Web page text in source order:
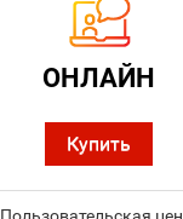
ОНЛАЙН
Купить